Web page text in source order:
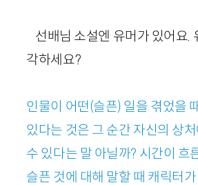
선배님 소설엔 유머가 있어요.
각하세요?
인물이 어떤(슬픈) 일을 겪었을
있다는 것은 그 순간 자신의 상
수 있다는 말 아닐까? 시간이 흐
슬픈 것에 대해 말할 때 캐릭터